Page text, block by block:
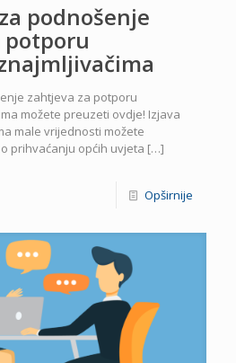
podnošenje
potporu
zahtjeva za potporu
možete preuzeti ovdje! Izjava
male vrijednosti možete
prihvaćanju općih uvjeta […]
Opširnije